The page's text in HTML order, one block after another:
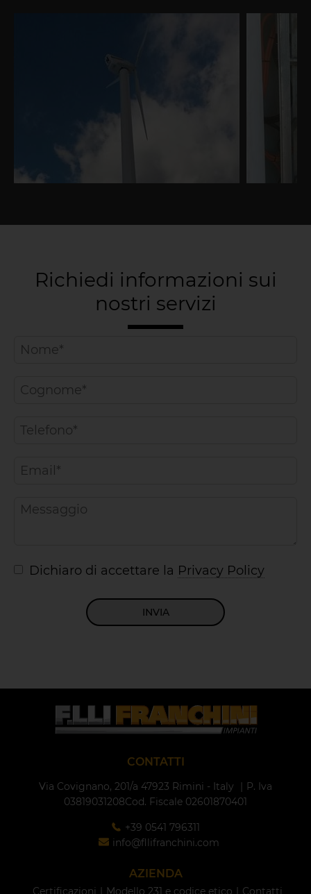
Richiedi informazioni sui
nostri servizi
Dichiaro di accettare la Privacy Policy
INVIA
CONTATTI
Via Covignano, 201/a 47923 Rimini - Italy
P. Iva
03819031208Cod. Fiscale 02601870401
+39 0541 796311
info@fllifranchini.com
AZIENDA
Certificazioni Modello 231 e codice etico Contatti